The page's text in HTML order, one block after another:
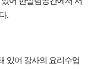
.
있어 강사의 요리수업